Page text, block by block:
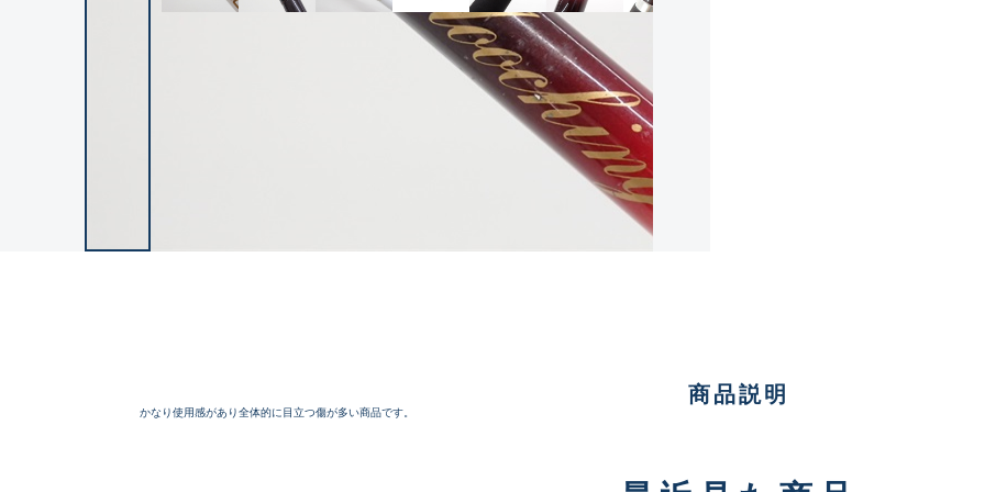
かなり使用感があり、全体
商品説明
かなり使用感があり全体的に目立つ傷が多い商品です。